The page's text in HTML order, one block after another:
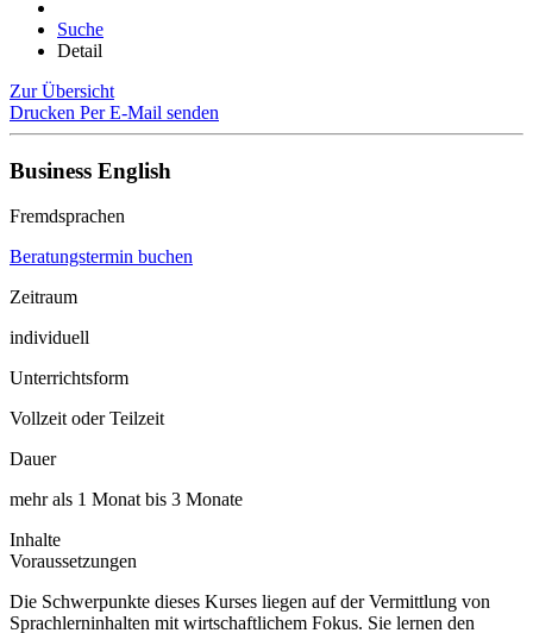
Suche
Detail
Zur Übersicht
Drucken Per E-Mail senden
Business English
Fremdsprachen
Beratungstermin buchen
Zeitraum
individuell
Unterrichtsform
Vollzeit oder Teilzeit
Dauer
mehr als 1 Monat bis 3 Monate
Inhalte
Voraussetzungen
Die Schwerpunkte dieses Kurses liegen auf der Vermittlung von
Sprachlerninhalten mit wirtschaftlichem Fokus. Sie lernen den